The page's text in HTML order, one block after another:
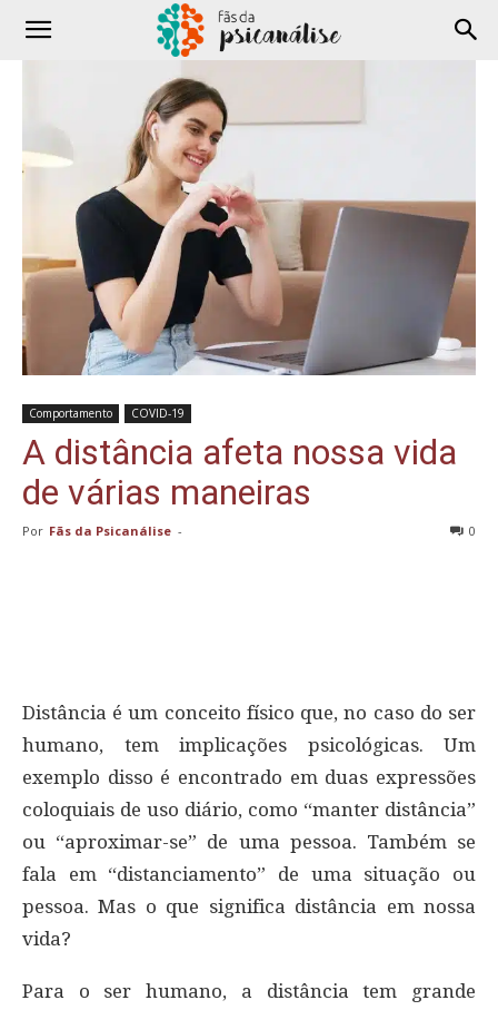
Comportamento COVID-19
A distância afeta nossa vida
de várias maneiras
Por Fãs da Psicanálise - 0
Distância é um conceito físico que, no caso do ser
humano, tem implicações psicológicas. Um
exemplo disso é encontrado em duas expressões
coloquiais de uso diário, como “manter distância”
ou “aproximar-se” de uma pessoa. Também se
fala em “distanciamento” de uma situação ou
pessoa. Mas o que significa distância em nossa
vida?
Para o ser humano, a distância tem grande